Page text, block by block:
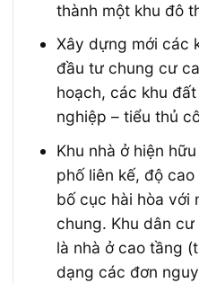
thành một khu đô
Xây dựng mới các
đầu tư chung cư
hoạch, các khu
nghiệp – tiểu thủ
Khu nhà ở hiện
phố liên kế, độ
bố cục hài hòa với
chung. Khu dân
là nhà ở cao tầng
dạng các đơn